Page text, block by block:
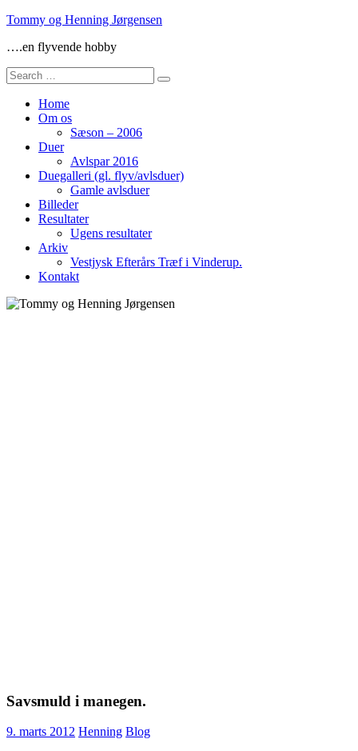
Skip
content
Tommy og Henning Jørgensen
….en flyvende hobby
Search
for:
Home
Om os
Sæson – 2006
Duer
Avlspar 2016
Duegalleri (gl. flyv/avlsduer)
Gamle avlsduer
Billeder
Resultater
Ugens resultater
Arkiv
Vestjysk Efterårs Træf i Vinderup.
Kontakt
Savsmuld i manegen.
9. marts 2012 Henning Blog